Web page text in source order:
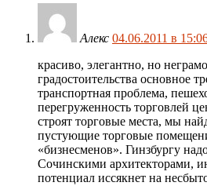
Алекс 04.06.2011 в
красиво, элегантно, но
градостоительства основное
транспортная проблема,
перегруженность торговлей
строят торговые места, мы
пустующие торговые
«бизнесменов». Гинзбургу
Сочинскими архитекторами,
потенциал иссякнет на